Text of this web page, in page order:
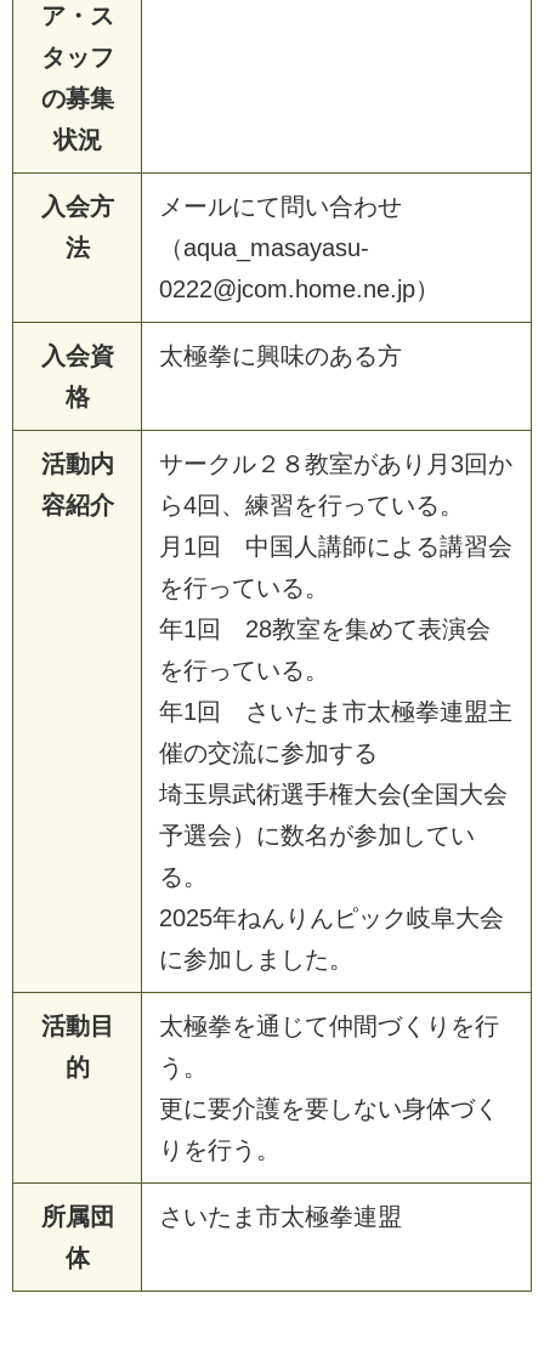
ア・ス
タッフ
の募集
状況
入会方
法
メールにて問い合わせ
（aqua_masayasu-
0222@jcom.home.ne.jp）
入会資
格
太極拳に興味のある方
活動内
容紹介
サークル２８教室があり月3回か
ら4回、練習を行っている。
月1回 中国人講師による講習会
を行っている。
年1回 28教室を集めて表演会
を行っている。
年1回 さいたま市太極拳連盟主
催の交流に参加する
埼玉県武術選手権大会(全国大会
予選会）に数名が参加してい
る。
2025年ねんりんピック岐阜大会
に参加しました。
活動目
的
太極拳を通じて仲間づくりを行
う。
更に要介護を要しない身体づく
りを行う。
所属団
体
さいたま市太極拳連盟